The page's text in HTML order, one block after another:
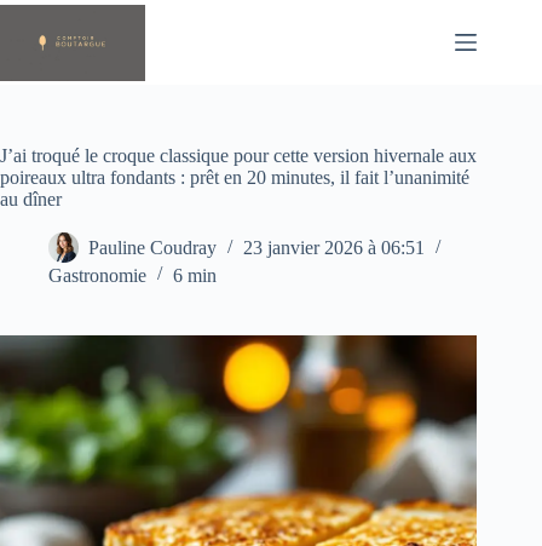
Passer
contenu
J’ai troqué le croque classique pour cette version hivernale aux
poireaux ultra fondants : prêt en 20 minutes, il fait l’unanimité
au dîner
Pauline Coudray
23 janvier 2026 à 06:51
Gastronomie
6 min